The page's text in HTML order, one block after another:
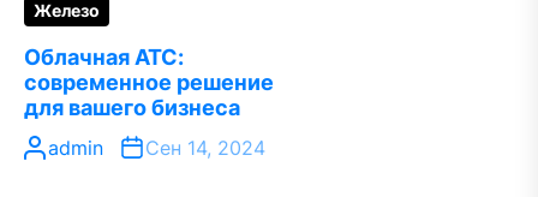
Железо
Облачная АТС:
современное решение
для вашего бизнеса
admin Сен 14, 2024